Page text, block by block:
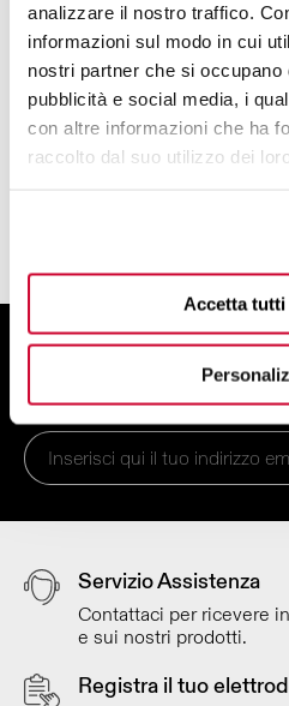
analizzare il nostro traffico.
informazioni sul modo in cui
nostri partner che si occupano
pubblicità e social media, i
con altre informazioni che ha
raccolto dal suo utilizzo dei
Accetta tutti
Macchine del Caffè
Spremiagrumi
Frullatore
Bilancia da Cucina
Frullatore di Potenza
ISCRIVITI ALLA
E ottieni uno sconto del
Servizio Assistenza
Contattaci per ricevere
e sui nostri prodotti.
Registra il tuo